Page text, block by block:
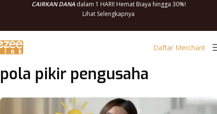
CAIRKAN DANAdalam 1 HARI! Hemat Biaya hingga 30%!
Lihat Selengkapnya
Daftar Merchant
pola pikir pengusaha